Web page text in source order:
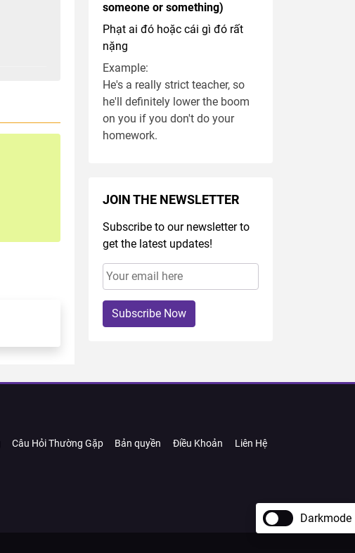
someone or something)
Phạt ai đó hoặc cái gì đó rất
nặng
Example:
He's a really strict teacher, so
he'll definitely lower the boom
on you if you don't do your
homework.
JOIN THE NEWSLETTER
Subscribe to our newsletter to
get the latest updates!
Subscribe Now
Câu Hỏi Thường Gặp Bản quyền Điều Khoản Liên Hệ
Darkmode